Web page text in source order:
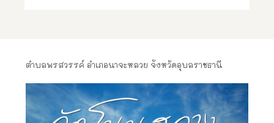
ตำบลพรสวรรค์ อำเภอนาจะหลวย จังหวัดอุบลราชธานี